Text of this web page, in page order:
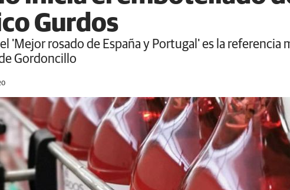
Gurdos
'Mejor rosado de España y Portugal' es la referencia
Gordoncillo